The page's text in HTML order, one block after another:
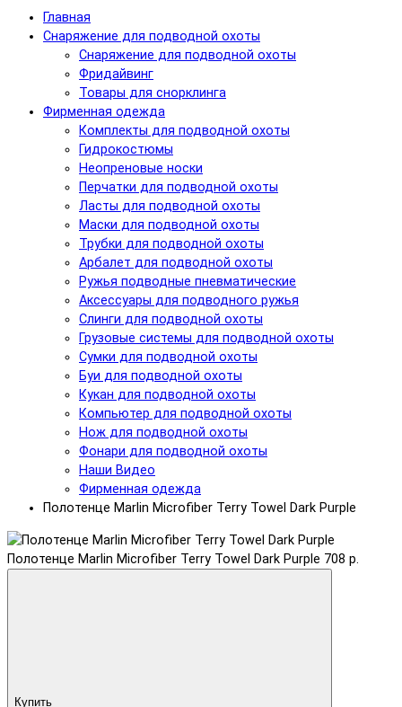
Главная
Снаряжение для подводной охоты
Снаряжение для подводной охоты
Фридайвинг
Товары для снорклинга
Фирменная одежда
Комплекты для подводной охоты
Гидрокостюмы
Неопреновые носки
Перчатки для подводной охоты
Ласты для подводной охоты
Маски для подводной охоты
Трубки для подводной охоты
Арбалет для подводной охоты
Ружья подводные пневматические
Аксессуары для подводного ружья
Слинги для подводной охоты
Грузовые системы для подводной охоты
Сумки для подводной охоты
Буи для подводной охоты
Кукан для подводной охоты
Компьютер для подводной охоты
Нож для подводной охоты
Фонари для подводной охоты
Наши Видео
Фирменная одежда
Полотенце Marlin Microfiber Terry Towel Dark Purple
Полотенце Marlin Microfiber Terry Towel Dark Purple 708 р.
Купить